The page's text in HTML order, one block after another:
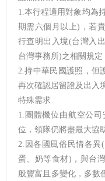
1.本行程適用對象均為
期需六個月以上)，若
行查明出入境(台灣入
台灣事務所)之相關規定
2.持中華民國護照，但
再次確認居留證及出入
特殊需求
1.團體機位由航空公
位，領隊仍將盡最大協
2.因各國風俗民情各異
蛋、奶等食材)，與台
般豐富且多變化，多數